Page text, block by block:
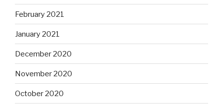
February 2021
January 2021
December 2020
November 2020
October 2020